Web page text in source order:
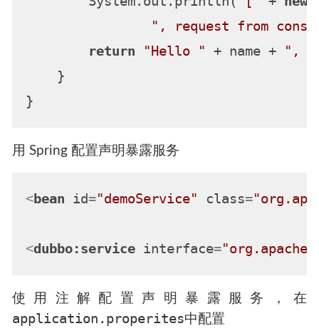
", request from
return
"Hello " + name +
",
    }
用 Spring 配置声明暴露服务
<bean id="demoService" class=
<dubbo:service interface=
使用注解配置声明暴露服务，在
application.properites中配置